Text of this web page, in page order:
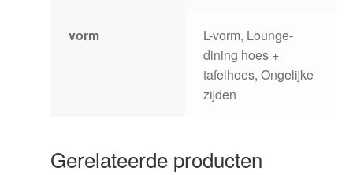
vorm
L-vorm, Lounge-
dining hoes +
tafelhoes, Ongelijke
zijden
Gerelateerde producten